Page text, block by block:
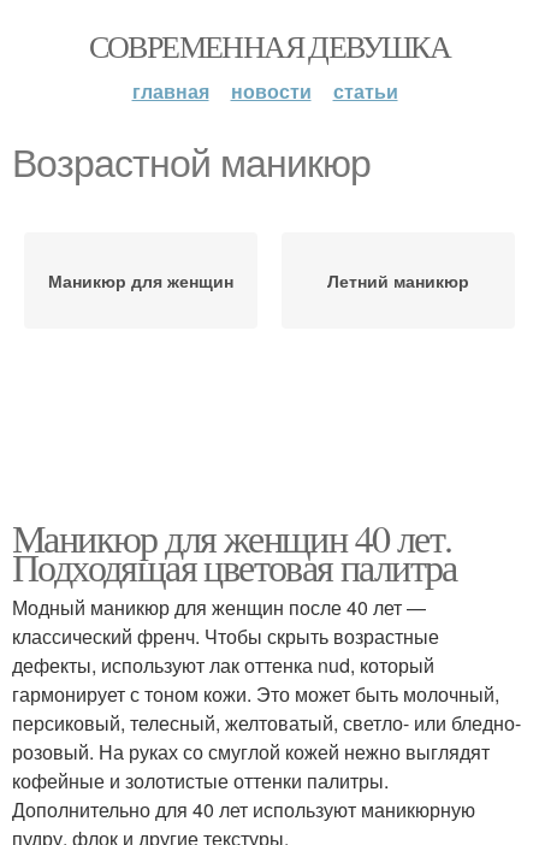
СОВРЕМЕННАЯ ДЕВУШКА
главная новости статьи
Возрастной маникюр
Маникюр для женщин Летний маникюр
Маникюр для женщин 40 лет.
Подходящая цветовая палитра
Модный маникюр для женщин после 40 лет —
классический френч. Чтобы скрыть возрастные
дефекты, используют лак оттенка nud, который
гармонирует с тоном кожи. Это может быть молочный,
персиковый, телесный, желтоватый, светло- или бледно-
розовый. На руках со смуглой кожей нежно выглядят
кофейные и золотистые оттенки палитры.
Дополнительно для 40 лет используют маникюрную
пудру, флок и другие текстуры.